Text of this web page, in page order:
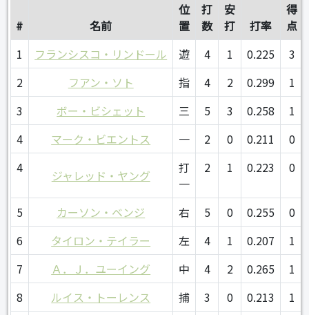
# 名前
位
置
打
数
安
打
打率
得
点
1
フランシスコ・リンドール 遊 4 1 0.225
3
2
フアン・ソト 指 4 2 0.299
1
3
ボー・ビシェット 三 5 3 0.258
1
4
マーク・ビエントス 一 2 0 0.211
0
4
ジャレッド・ヤング
打
一
2 1 0.223 0
5 カーソン・ベンジ 右 5 0 0.255
0
6
タイロン・テイラー 左 4 1 0.207
1
7
Ａ．Ｊ．ユーイング 中 4 2 0.265
1
8
ルイス・トーレンス 捕 3 0 0.213
1